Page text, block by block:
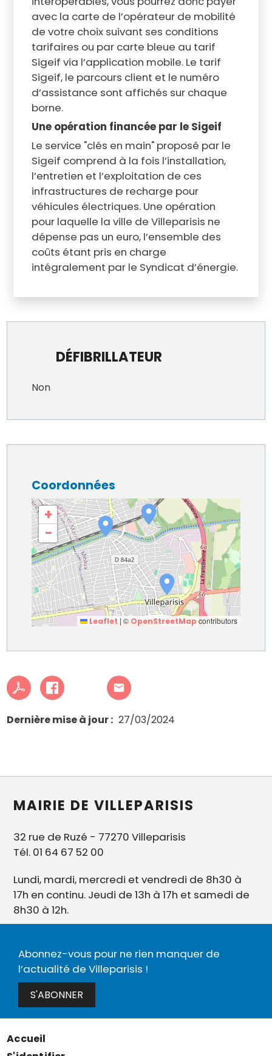
avec la carte de l’opérateur de mobilité
de votre choix suivant ses conditions
tarifaires ou par carte bleue au tarif
Sigeif via l’application mobile. Le tarif
Sigeif, le parcours client et le numéro
d’assistance sont affichés sur chaque
borne.
Une opération financée par le Sigeif
Le service "clés en main" proposé par le
Sigeif comprend à la fois l’installation,
l’entretien et l’exploitation de ces
infrastructures de recharge pour
véhicules électriques. Une opération
pour laquelle la ville de Villeparisis ne
dépense pas un euro, l’ensemble des
coûts étant pris en charge
intégralement par le Syndicat d’énergie.
DÉFIBRILLATEUR
Non
Coordonnées
+
−
Leaflet | ©OpenStreetMapcontributors
Dernière mise à jour 27/03/2024
MAIRIE DE VILLEPARISIS
32 rue de Ruzé - 77270 Villeparisis
Tél. 01 64 67 52 00
Lundi, mardi, mercredi et vendredi de 8h30 à
17h en continu. Jeudi de 13h à 17h et samedi de
8h30 à 12h.
Abonnez-vous pour ne rien manquer de
l’actualité de Villeparisis !
S'ABONNER
Menu
Accueil